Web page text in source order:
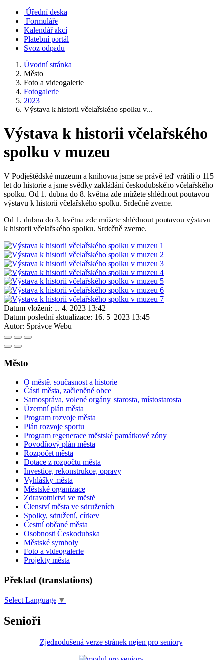
Úřední deska
Formuláře
Kalendář akcí
Platební portál
Svoz odpadu
Úvodní stránka
Město
Foto a videogalerie
Fotogalerie
2023
Výstava k historii včelařského spolku v...
Výstava k historii včelařského
spolku v muzeu
V Podještědské muzeum a knihovna jsme se právě teď vrátili o 115
let do historie a jsme svědky zakládání českodubského včelařského
spolku. Od 1. dubna do 8. května zde můžete shlédnout poutavou
výstavu k historii včelařského spolku. Srdečně zveme.
Od 1. dubna do 8. května zde můžete shlédnout poutavou výstavu
k historii včelařského spolku. Srdečně zveme.
Datum vložení: 1. 4. 2023 13:42
Datum poslední aktualizace: 16. 5. 2023 13:45
Autor: Správce Webu
Město
O městě, současnost a historie
Části města, začleněné obce
Samospráva, volené orgány, starosta, místostarosta
Územní plán města
Program rozvoje města
Plán rozvoje sportu
Program regenerace městské památkové zóny
Povodňový plán města
Rozpočet města
Dotace z rozpočtu města
Investice, rekonstrukce, opravy
Vyhlášky města
Městské organizace
Zdravotnictví ve městě
Členství města ve sdruženích
Spolky, sdružení, církev
Čestní občané města
Osobnosti Českodubska
Městské symboly
Foto a videogalerie
Projekty města
Překlad (translations)
Select Language ▼
Senioři
Zjednodušená verze stránek nejen pro seniory